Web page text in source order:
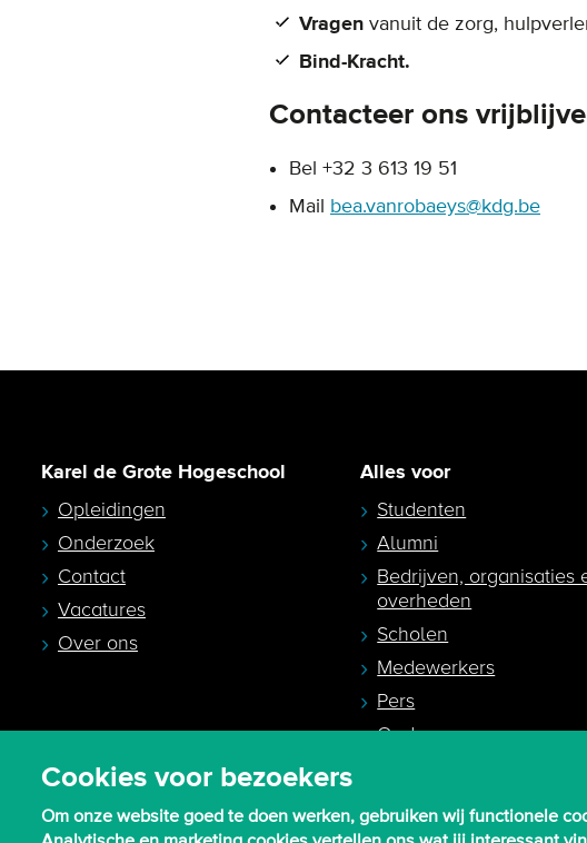
Cookies voor bezoekers
Om onze website goed te doen werken, gebruiken wij functionele
Vragen vanuit de zorg,
Bind-Kracht.
Contacteer ons
Bel +32 3 613 19 51
Mail bea.vanrobaeys@kdg.be
Karel de Grote Hogeschool
Opleidingen
Onderzoek
Contact
Vacatures
Over ons
Alles voor
Studenten
Alumni
Bedrijven, organisaties
overheden
Scholen
Medewerkers
Pers
Ouders en